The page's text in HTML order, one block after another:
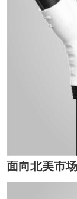
面向北美市